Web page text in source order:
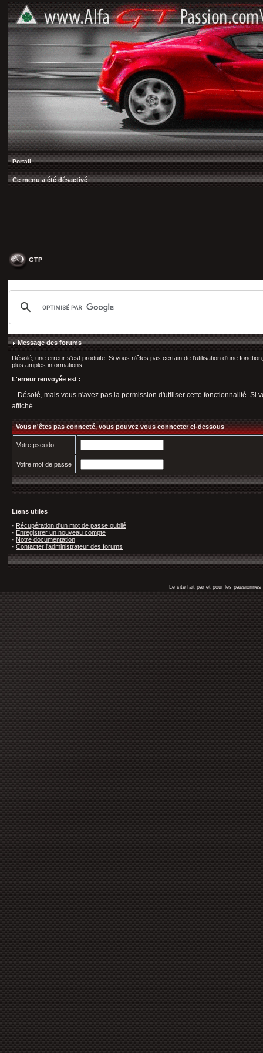
Portail
Ce menu a été désactivé
GTP
Message des forums
Désolé, une erreur s'est produite. Si vous n'êtes pas certain de l'utilisation d'une
plus amples informations.
L'erreur renvoyée est :
Désolé, mais vous n'avez pas la permission d'utiliser cette fonctionnalité.
affiché.
Vous n'êtes pas connecté, vous pouvez vous connecter ci-dessous
Votre pseudo
Votre mot de passe
Liens utiles
· Récupération d'un mot de passe oublié
· Enregistrer un nouveau compte
· Notre documentation
· Contacter l'administrateur des forums
Le site fait par et pour les